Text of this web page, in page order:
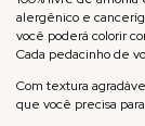
alergênico e
você poderá colorir
Cada pedacinho de
Com textura
que você precisa